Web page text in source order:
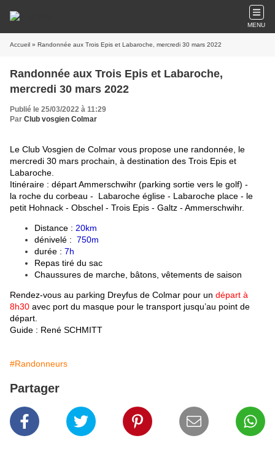
MENU
Accueil » Randonnée aux Trois Epis et Labaroche, mercredi 30 mars 2022
Randonnée aux Trois Epis et Labaroche,
mercredi 30 mars 2022
Publié le 25/03/2022 à 11:29
Par Club vosgien Colmar
Le Club Vosgien de Colmar vous propose une randonnée, le
mercredi 30 mars prochain, à destination des Trois Epis et
Labaroche.
Itinéraire : départ Ammerschwihr (parking sortie vers le golf) -
la roche du corbeau - Labaroche église - Labaroche place - le
petit Hohnack - Obschel - Trois Epis - Galtz - Ammerschwihr.
Distance : 20km
dénivelé : 750m
durée : 7h
Repas tiré du sac
Chaussures de marche, bâtons, vêtements de saison
Rendez-vous au parking Dreyfus de Colmar pour un départ à
8h30 avec port du masque pour le transport jusqu’au point de
départ.
Guide : René SCHMITT
#Randonneurs
Partager